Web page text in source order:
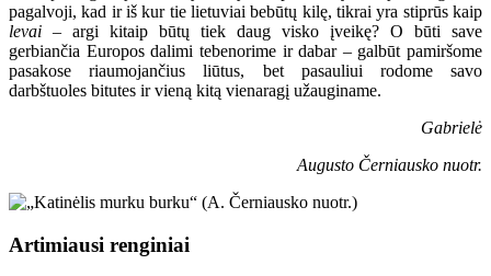
pagalvoji, kad ir iš kur tie lietuviai bebūtų kilę, tikrai yra stiprūs kaip
levai – argi kitaip būtų tiek daug visko įveikę? O būti save
gerbiančia Europos dalimi tebenorime ir dabar – galbūt pamiršome
pasakose riaumojančius liūtus, bet pasauliui rodome savo
darbštuoles bitutes ir vieną kitą vienaragį užauginame.
Gabrielė
Augusto Černiausko nuotr.
Artimiausi renginiai